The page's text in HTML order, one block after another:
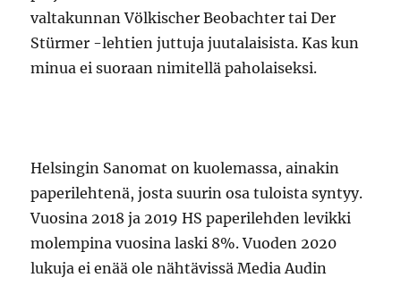
valtakunnan Völkischer Beobachter tai Der
Stürmer -lehtien juttuja juutalaisista. Kas kun
minua ei suoraan nimitellä paholaiseksi.
Helsingin Sanomat on kuolemassa, ainakin
paperilehtenä, josta suurin osa tuloista syntyy.
Vuosina 2018 ja 2019 HS paperilehden levikki
molempina vuosina laski 8%. Vuoden 2020
lukuja ei enää ole nähtävissä Media Audin